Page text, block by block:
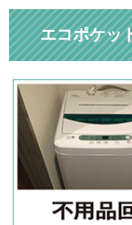
エコポケッ